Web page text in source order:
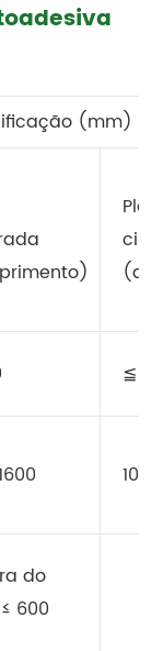
(mm)
≦
do
600